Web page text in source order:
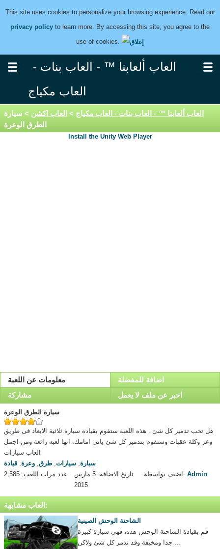
This site uses cookies to personalize your browsing experience. Read our
privacy policy to learn more. By accessing this site, you agree to the
use of cookies.
العاب ألعابنا ™ - العاب بنات -
العاب مكياج
العاب ألعابنا ™ - العاب بنات - العاب مكياج > العاب اكشن > سيارة
الطرق الوعرة
Install the Unity Web Player
معلومات عن اللعبة
اضافة للمفضلة
مشاركة
اخبر عن ملف لا يعمل
سيارة الطرق الوعرة
هل تحب تدمير كل شئ . هذه اللعبة ستقوم بقياده سيارة ثلاثية الابعاد فى طريق
وعر وكلة عقبات وستقوم بتدمير كل شئ ياتي امامك. انها لعبه رائعة ومن اجمل
العاب سيارات
سيارة, سيارات, طرق, وعرة, قيادة
عدد مرات اللعب: 2,585
تاريخ الاضافه: 5 مارس
2015
اضيف بواسطة:Admin
العاب مشابهة:
الشاحنة الوحش الصينية
قم بقيادة الشاحنة الوحش هذه، فهي سيارة كبيرة
جدا ومخيفة وقد تدمر كل شئ ولاكن ...